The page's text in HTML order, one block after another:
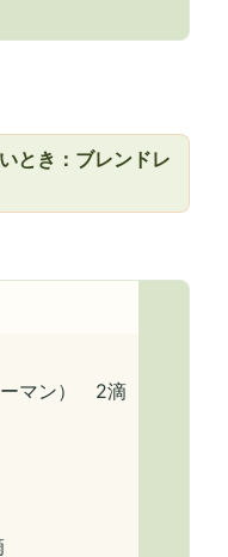
とき：ブレンドレ
ーマン） 2滴